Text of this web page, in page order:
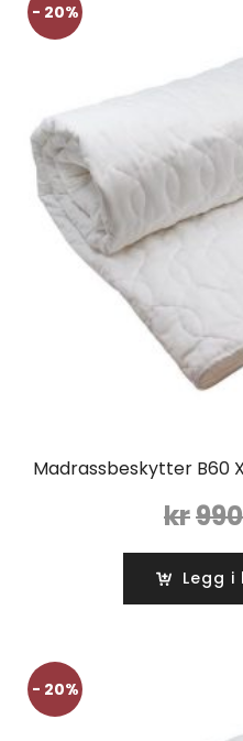
- 20%
Madrassbeskytter B60 X
kr990
Legg i
- 20%